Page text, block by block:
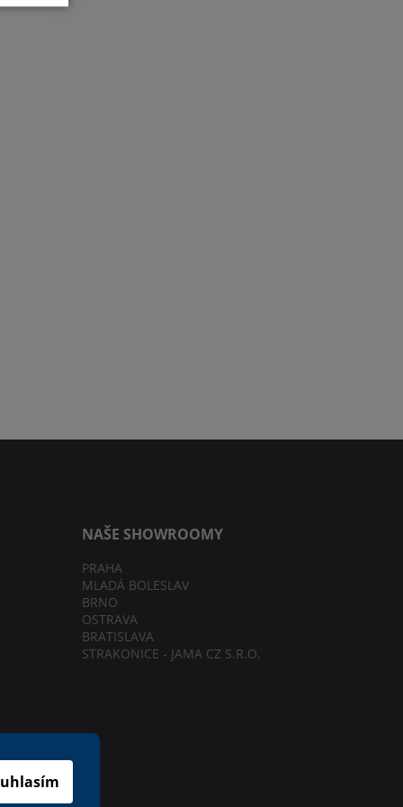
NAŠE SHOWROOMY
PRAHA
MLADÁ BOLESLAV
BRNO
OSTRAVA
BRATISLAVA
STRAKONICE - JAMA CZ S.R.O.